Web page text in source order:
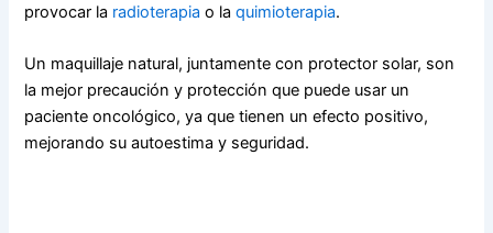
provocar la radioterapiao laquimioterapia.
Un maquillaje natural, juntamente con protector solar, son
la mejor precaución y protección que puede usar un
paciente oncológico, ya que tienen un efecto positivo,
mejorando su autoestima y seguridad.